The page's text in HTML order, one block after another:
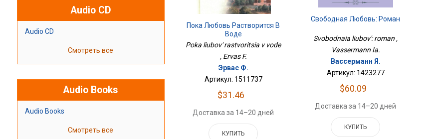
Audio CD
Audio CD
Смотреть все
Audio Books
Audio Books
Смотреть все
Пока Любовь Растворится В
Воде
Poka liubov' rastvoritsia v vode
, Ervas F.
Эрвас Ф.
Артикул: 1511737
$31.46
Доставка за 14–20 дней
КУПИТЬ
Свободная Любовь: Роман
Svobodnaia liubov': roman ,
Vassermann Ia.
Вассерманн Я.
Артикул: 1423277
$60.09
Доставка за 14–20 дней
КУПИТЬ